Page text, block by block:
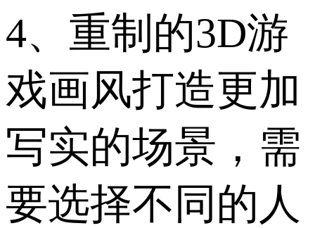
4、重制的3D游
戏画风打造更加
写实的场景，需
要选择不同的人